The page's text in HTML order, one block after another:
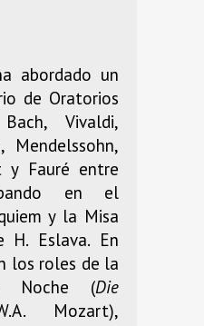
abordado un
de Oratorios
Vivaldi,
Mendelssohn,
y Fauré entre
en el
y la Misa
H. Eslava. En
los roles de la
Noche (Die
Mozart),